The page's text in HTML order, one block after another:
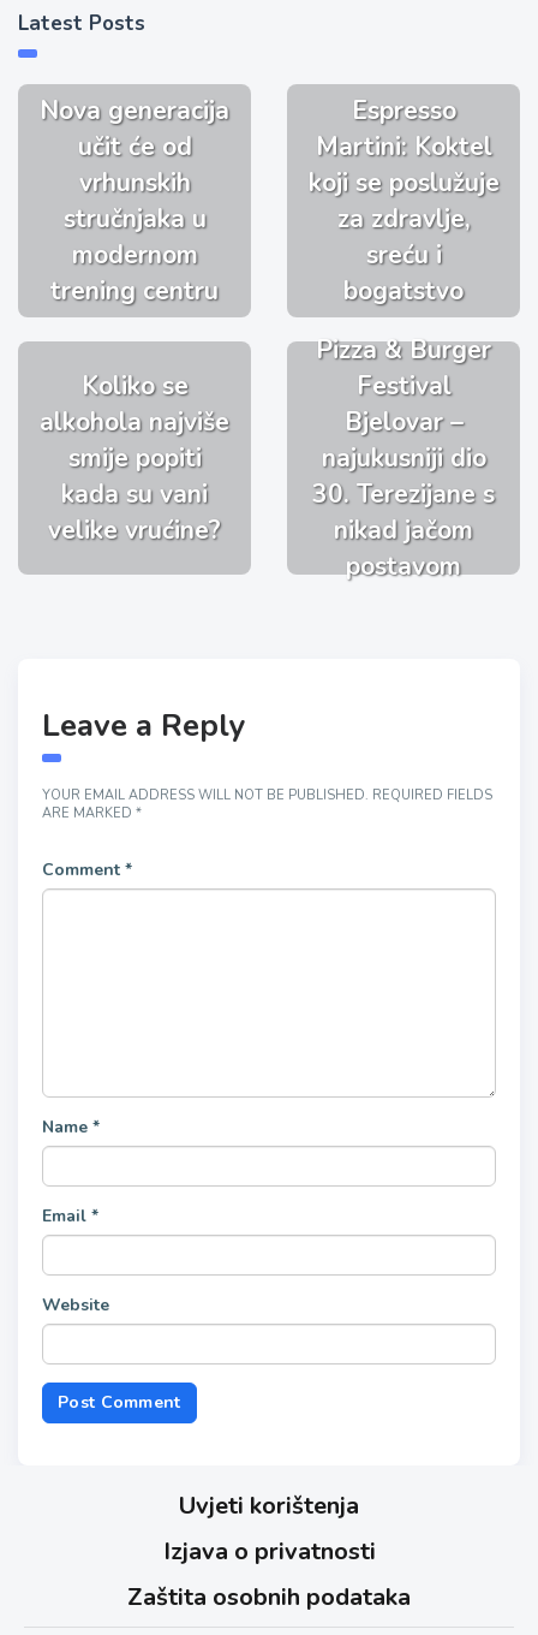
Latest Posts
Nova generacija
učit će od
vrhunskih
stručnjaka u
modernom
trening centru
Espresso
Martini: Koktel
koji se poslužuje
za zdravlje,
sreću i
bogatstvo
Koliko se
alkohola najviše
smije popiti
kada su vani
velike vrućine?
Pizza & Burger
Festival
Bjelovar –
najukusniji dio
30. Terezijane s
nikad jačom
postavom
Leave a Reply
YOUR EMAIL ADDRESS WILL NOT BE PUBLISHED. REQUIRED FIELDS
ARE MARKED *
Comment *
Name *
Email *
Website
Uvjeti korištenja
Izjava o privatnosti
Zaštita osobnih podataka